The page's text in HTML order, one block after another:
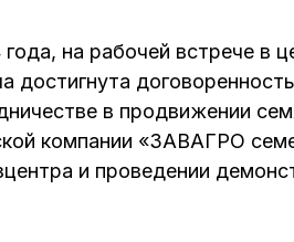
на рабочей встрече в
достигнута
в продвижении
компании «ЗАВАГРО
и проведении